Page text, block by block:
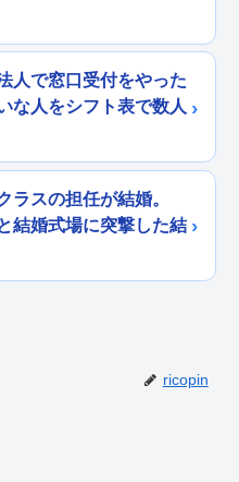
人で窓口受付をやった
な人をシフト表で数人
ラスの担任が結婚。
結婚式場に突撃した結
ricopin